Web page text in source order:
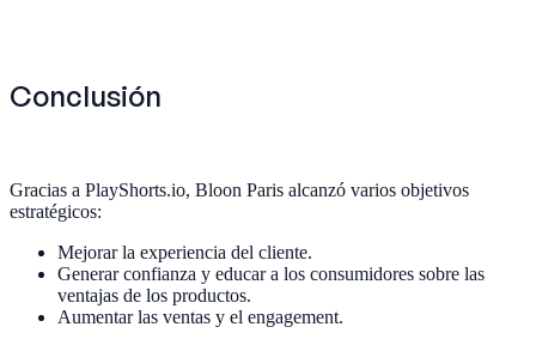
Conclusión
Gracias a PlayShorts.io, Bloon Paris alcanzó varios objetivos
estratégicos:
Mejorar la experiencia del cliente.
Generar confianza y educar a los consumidores sobre las
ventajas de los productos.
Aumentar las ventas y el engagement.